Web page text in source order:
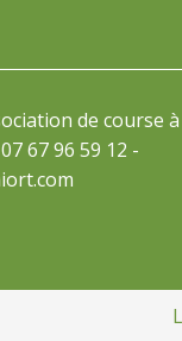
de course
67 96 59 12 -